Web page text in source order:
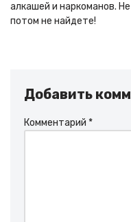
алкашей и наркоманов.
потом не найдете!
Добавить
Комментарий *